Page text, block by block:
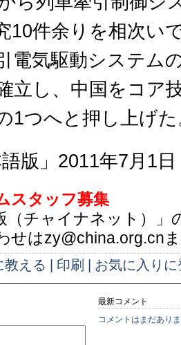
10件余りを相次い
電気駆動システム
立し、中国をコア
1つへと押し上げ
語版」2011年7月1日
スタッフ募集
（チャイナネット）」
せはzy@china.org.cn
教える 印刷 お気に入りに
最新コメント
コメントはまだあり